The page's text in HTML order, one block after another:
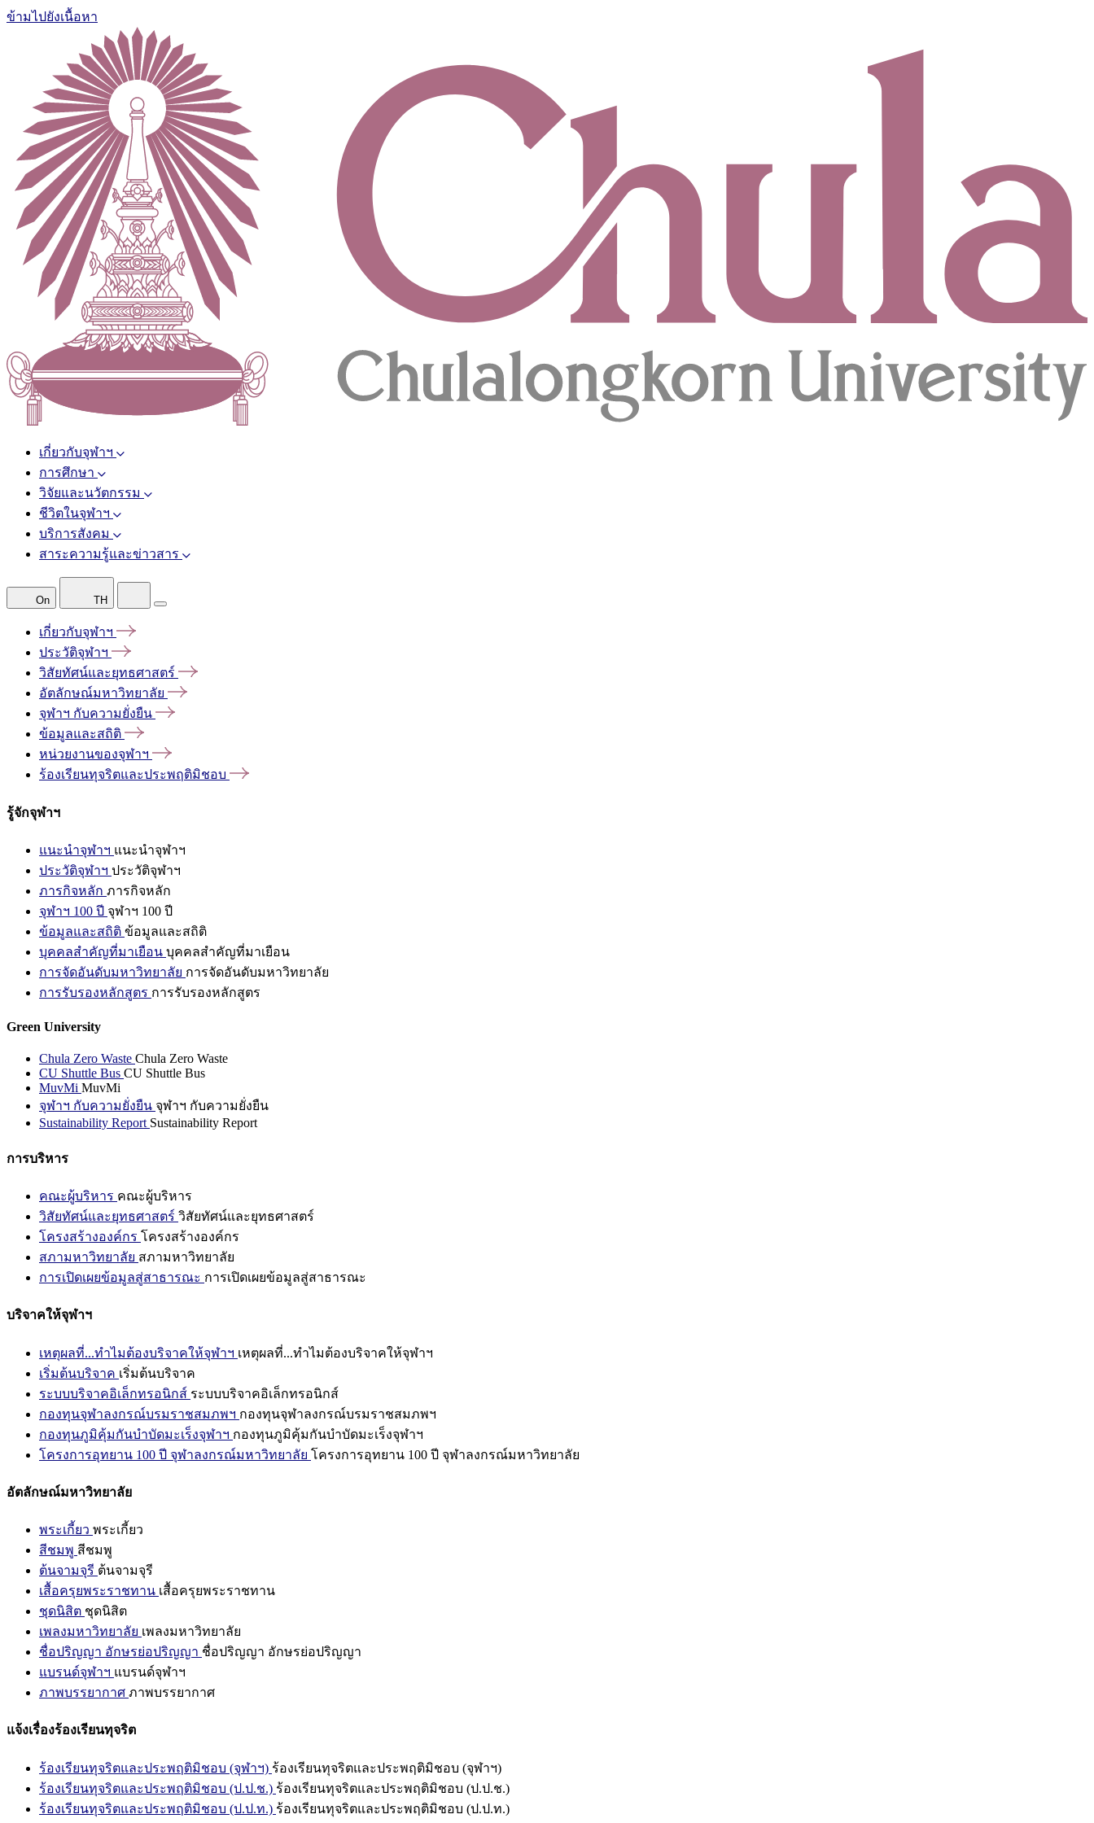
ข้ามไปยังเนื้อหา
เกี่ยวกับจุฬาฯ
การศึกษา
วิจัยและนวัตกรรม
ชีวิตในจุฬาฯ
บริการสังคม
สาระความรู้และข่าวสาร
On TH
เกี่ยวกับจุฬาฯ
ประวัติจุฬาฯ
วิสัยทัศน์และยุทธศาสตร์
อัตลักษณ์มหาวิทยาลัย
จุฬาฯ กับความยั่งยืน
ข้อมูลและสถิติ
หน่วยงานของจุฬาฯ
ร้องเรียนทุจริตและประพฤติมิชอบ
รู้จักจุฬาฯ
แนะนำจุฬาฯ แนะนำจุฬาฯ
ประวัติจุฬาฯ ประวัติจุฬาฯ
ภารกิจหลัก ภารกิจหลัก
จุฬาฯ 100 ปี จุฬาฯ 100 ปี
ข้อมูลและสถิติ ข้อมูลและสถิติ
บุคคลสำคัญที่มาเยือน บุคคลสำคัญที่มาเยือน
การจัดอันดับมหาวิทยาลัย การจัดอันดับมหาวิทยาลัย
การรับรองหลักสูตร การรับรองหลักสูตร
Green University
Chula Zero Waste Chula Zero Waste
CU Shuttle Bus CU Shuttle Bus
MuvMi MuvMi
จุฬาฯ กับความยั่งยืน จุฬาฯ กับความยั่งยืน
Sustainability Report Sustainability Report
การบริหาร
คณะผู้บริหาร คณะผู้บริหาร
วิสัยทัศน์และยุทธศาสตร์ วิสัยทัศน์และยุทธศาสตร์
โครงสร้างองค์กร โครงสร้างองค์กร
สภามหาวิทยาลัย สภามหาวิทยาลัย
การเปิดเผยข้อมูลสู่สาธารณะ การเปิดเผยข้อมูลสู่สาธารณะ
บริจาคให้จุฬาฯ
เหตุผลที่...ทำไมต้องบริจาคให้จุฬาฯ เหตุผลที่...ทำไมต้องบริจาคให้จุฬาฯ
เริ่มต้นบริจาค เริ่มต้นบริจาค
ระบบบริจาคอิเล็กทรอนิกส์ ระบบบริจาคอิเล็กทรอนิกส์
กองทุนจุฬาลงกรณ์บรมราชสมภพฯ กองทุนจุฬาลงกรณ์บรมราชสมภพฯ
กองทุนภูมิคุ้มกันบำบัดมะเร็งจุฬาฯ กองทุนภูมิคุ้มกันบำบัดมะเร็งจุฬาฯ
โครงการอุทยาน 100 ปี จุฬาลงกรณ์มหาวิทยาลัย โครงการอุทยาน 100 ปี จุฬาลงกรณ์มหาวิทยาลัย
อัตลักษณ์มหาวิทยาลัย
พระเกี้ยว พระเกี้ยว
สีชมพู สีชมพู
ต้นจามจุรี ต้นจามจุรี
เสื้อครุยพระราชทาน เสื้อครุยพระราชทาน
ชุดนิสิต ชุดนิสิต
เพลงมหาวิทยาลัย เพลงมหาวิทยาลัย
ชื่อปริญญา อักษรย่อปริญญา ชื่อปริญญา อักษรย่อปริญญา
แบรนด์จุฬาฯ แบรนด์จุฬาฯ
ภาพบรรยากาศ ภาพบรรยากาศ
แจ้งเรื่องร้องเรียนทุจริต
ร้องเรียนทุจริตและประพฤติมิชอบ (จุฬาฯ) ร้องเรียนทุจริตและประพฤติมิชอบ (จุฬาฯ)
ร้องเรียนทุจริตและประพฤติมิชอบ (ป.ป.ช.) ร้องเรียนทุจริตและประพฤติมิชอบ (ป.ป.ช.)
ร้องเรียนทุจริตและประพฤติมิชอบ (ป.ป.ท.) ร้องเรียนทุจริตและประพฤติมิชอบ (ป.ป.ท.)